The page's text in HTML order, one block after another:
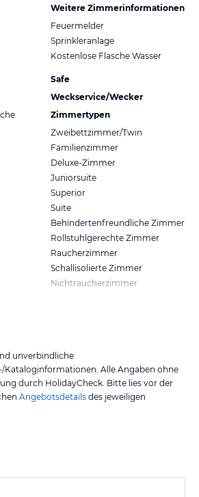
Weitere Zimmerinformationen
Feuermelder
Sprinkleranlage
Kostenlose Flasche Wasser
Safe
Weckservice/Wecker
Zimmertypen
Zweibettzimmer/Twin
Familienzimmer
Deluxe-Zimmer
Juniorsuite
Superior
Suite
Behindertenfreundliche Zimmer
Rollstuhlgerechte Zimmer
Raucherzimmer
Schallisolierte Zimmer
Nichtraucherzimmer
unverbindliche
Kataloginformationen. Alle Angaben ohne
durch HolidayCheck. Bitte lies vor der
Angebotsdetails des jeweiligen